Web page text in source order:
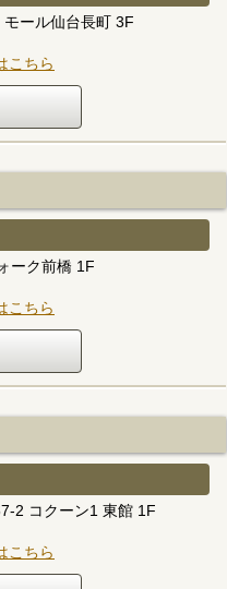
ール仙台長町 3F
こちら
ーク前橋 1F
こちら
2 コクーン1 東館 1F
こちら